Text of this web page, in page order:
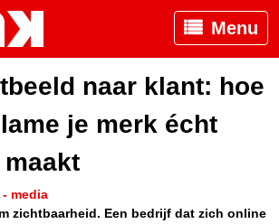
Menu
naar klant: hoe
je merk écht
- media
zichtbaarheid. Een bedrijf dat zich online